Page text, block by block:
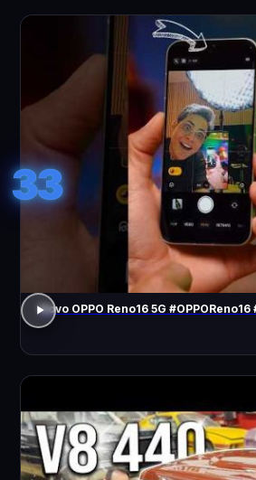
33
Novo OPPO Reno16 5G